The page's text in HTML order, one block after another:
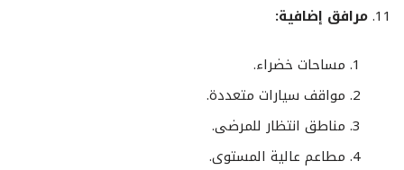
مرافق إضافية:
مساحات خضراء.
مواقف سيارات متعددة.
مناطق انتظار للمرضى.
مطاعم عالية المستوى.